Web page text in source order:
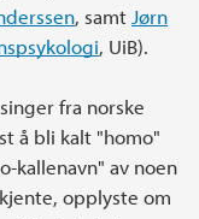
, samt Jørn
, UiB).
fra norske
å bli kalt "homo"
kallenavn" av noen
opplyste om